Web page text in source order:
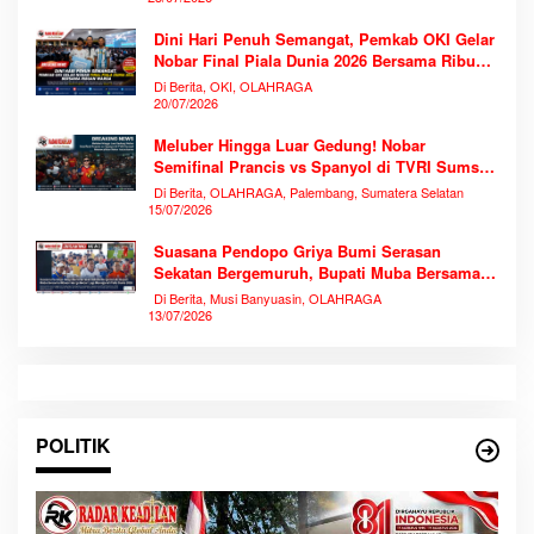
Dini Hari Penuh Semangat, Pemkab OKI Gelar
Nobar Final Piala Dunia 2026 Bersama Ribuan
Warga
Di Berita, OKI, OLAHRAGA
20/07/2026
Meluber Hingga Luar Gedung! Nobar
Semifinal Prancis vs Spanyol di TVRI Sumsel
Memecahkan Rekor Antusiasme
Di Berita, OLAHRAGA, Palembang, Sumatera Selatan
15/07/2026
Suasana Pendopo Griya Bumi Serasan
Sekatan Bergemuruh, Bupati Muba Bersama
Ribuan Warga Nobar Laga Bersejarah Piala
Dunia 2026
Di Berita, Musi Banyuasin, OLAHRAGA
13/07/2026
POLITIK